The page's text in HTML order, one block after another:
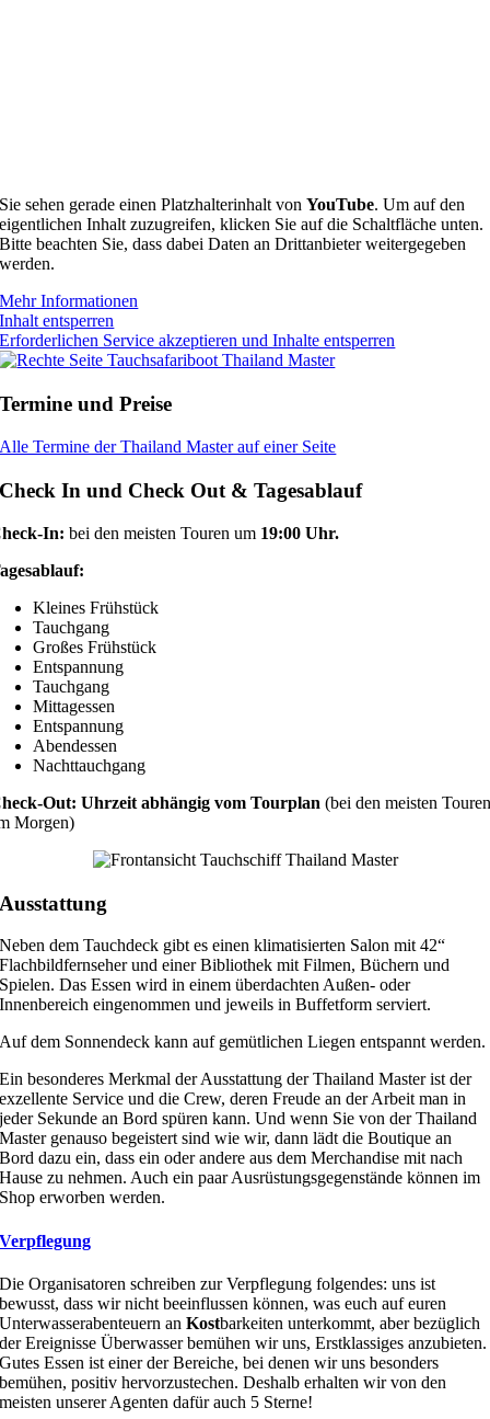
Sie sehen gerade einen Platzhalterinhalt vonYouTube. Um auf den
eigentlichen Inhalt zuzugreifen, klicken Sie auf die Schaltfläche unten.
Bitte beachten Sie, dass dabei Daten an Drittanbieter weitergegeben
werden.
Mehr Informationen
Inhalt entsperren
Erforderlichen Service akzeptieren und Inhalte entsperren
Termine und Preise
Alle Termine der Thailand Master auf einer Seite
Check In und Check Out & Tagesablauf
In: bei den meisten Touren um 19:00 Uhr.
Kleines Frühstück
Tauchgang
Großes Frühstück
Entspannung
Tauchgang
Mittagessen
Entspannung
Abendessen
Nachttauchgang
Out: Uhrzeit abhängig vom Tourplan (bei den meisten
Morgen)
Ausstattung
Neben dem Tauchdeck gibt es einen klimatisierten Salon mit 42“
Flachbildfernseher und einer Bibliothek mit Filmen, Büchern und
Spielen. Das Essen wird in einem überdachten Außen- oder
Innenbereich eingenommen und jeweils in Buffetform serviert.
Auf dem Sonnendeck kann auf gemütlichen Liegen entspannt werden.
Ein besonderes Merkmal der Ausstattung der Thailand Master ist der
exzellente Service und die Crew, deren Freude an der Arbeit man in
jeder Sekunde an Bord spüren kann. Und wenn Sie von der Thailand
Master genauso begeistert sind wie wir, dann lädt die Boutique an
Bord dazu ein, dass ein oder andere aus dem Merchandise mit nach
Hause zu nehmen. Auch ein paar Ausrüstungsgegenstände können im
Shop erworben werden.
Verpflegung
Die Organisatoren schreiben zur Verpflegung folgendes: uns ist
bewusst, dass wir nicht beeinflussen können, was euch auf euren
Unterwasserabenteuern anKostbarkeiten unterkommt, aber bezüglich
der Ereignisse Überwasser bemühen wir uns, Erstklassiges anzubieten.
Gutes Essen ist einer der Bereiche, bei denen wir uns besonders
bemühen, positiv hervorzustechen. Deshalb erhalten wir von den
meisten unserer Agenten dafür auch 5 Sterne!